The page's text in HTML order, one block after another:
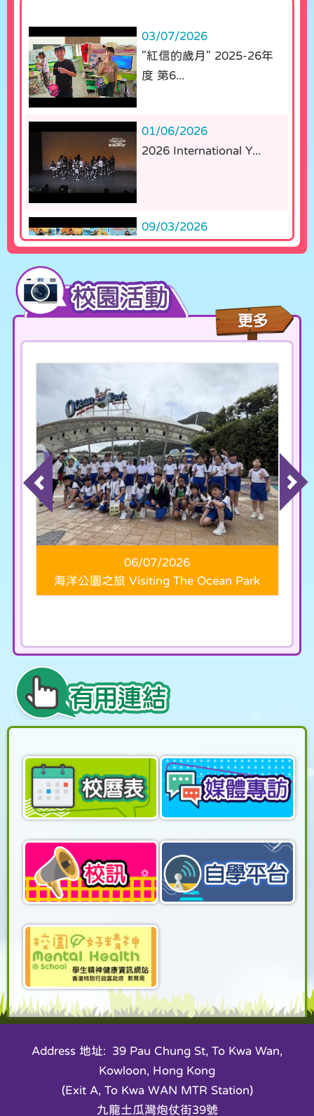
03/07/2026
"紅信的歲月" 2025-26年
度 第6...
01/06/2026
2026 International Y...
09/03/2026
HHLPS 家長打氣牆
18/01/2026
第六十二屆學校舞蹈節 -
「中國舞群舞」乙...
04/07/2025
"紅信的歲月" 2024-25年
度 第6...
20/06/2025
HHLPS 最優秀風紀選舉
07/05/2025
14/04/2025
紅信運動會 HHLPS Sports
14/03/2025
高榮譽-優等獎
23/01/2025
中華文化日 2025
小一至小六學校旅行日
06/07/2026
海洋公園之旅 Visiting The Ocean Park
Address 地址: 39 Pau Chung St, To Kwa Wan,
Kowloon, Hong Kong
(Exit A, To Kwa WAN MTR Station)
九龍土瓜灣炮仗街39號